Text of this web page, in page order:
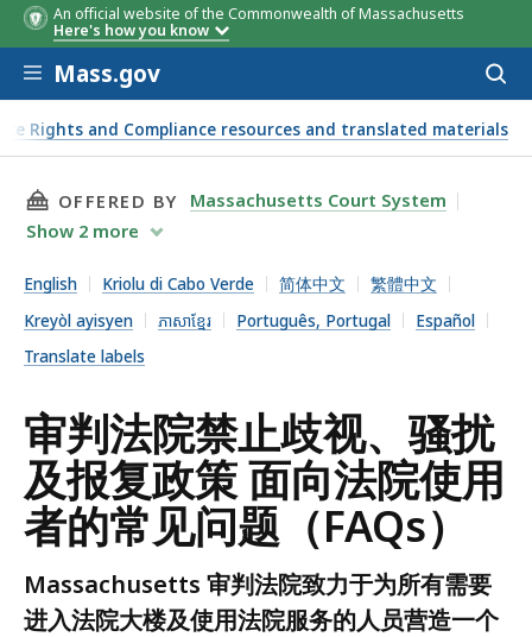
An official website of the Commonwealth of Massachusetts
Here's how you know
Skip to main content
Mass.gov
Rights and Compliance resources and translated materials
THIS PAGE, 审判法院禁止歧视、骚扰及报复政策
OFFERED BY
Massachusetts Court System
Show 2 more
English Kriolu di Cabo Verde 简体中文
繁體中文
Kreyòl ayisyen
ភាសាខ្មែរ Português, Portugal
Español
Translate labels
审判法院禁止歧视、骚扰
及报复政策 面向法院使用
者的常见问题（FAQs）
Massachusetts 审判法院致力于为所有需要
进入法院大楼及使用法院服务的人员营造一个